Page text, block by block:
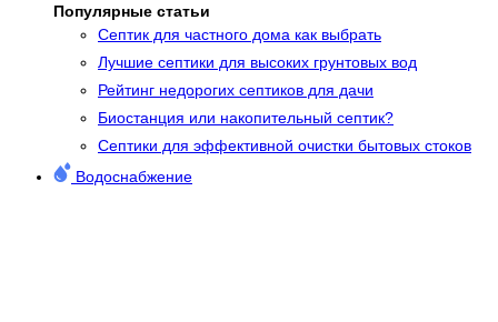
Популярные статьи
Cептик для частного дома как выбрать
Лучшие септики для высоких грунтовых вод
Рейтинг недорогих септиков для дачи
Биостанция или накопительный септик?
Септики для эффективной очистки бытовых стоков
Водоснабжение